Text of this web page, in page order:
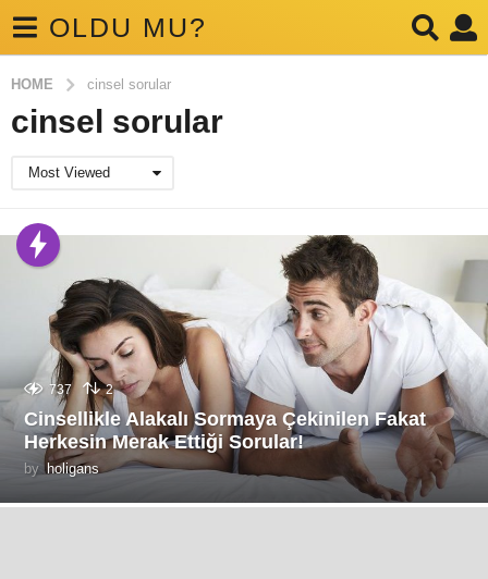
OLDU MU?
HOME cinsel sorular
cinsel sorular
Most Viewed
737 2
Cinsellikle Alakalı Sormaya Çekinilen Fakat
Herkesin Merak Ettiği Sorular!
by holigans